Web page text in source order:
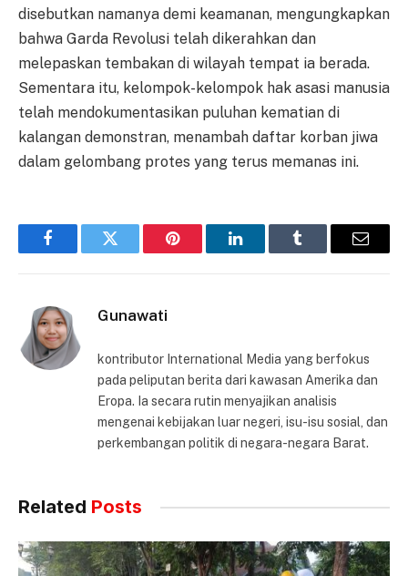
disebutkan namanya demi keamanan, mengungkapkan
bahwa Garda Revolusi telah dikerahkan dan
melepaskan tembakan di wilayah tempat ia berada.
Sementara itu, kelompok-kelompok hak asasi manusia
telah mendokumentasikan puluhan kematian di
kalangan demonstran, menambah daftar korban jiwa
dalam gelombang protes yang terus memanas ini.
FacebookTwitter Pinterest LinkedInTumblr Email
Gunawati
kontributor International Media yang berfokus
pada peliputan berita dari kawasan Amerika dan
Eropa. Ia secara rutin menyajikan analisis
mengenai kebijakan luar negeri, isu-isu sosial, dan
perkembangan politik di negara-negara Barat.
Related Posts